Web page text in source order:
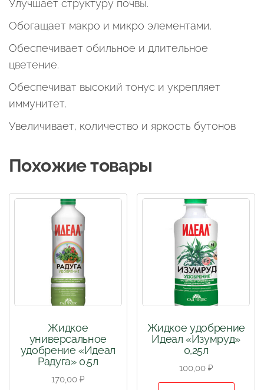
380мл
Улучшает структуру почвы.
Обогащает макро и микро элементами.
Обеспечивает обильное и длительное
цветение.
Обеспечиват высокий тонус и укрепляет
иммунитет.
Увеличивает, количество и яркость бутонов
Похожие товары
Жидкое
универсальное
удобрение «Идеал
Радуга» 0.5л
170,00 ₽
Жидкое удобрение
Идеал «Изумруд»
0,25л
100,00 ₽